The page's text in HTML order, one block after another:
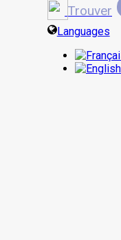
Trouver
Languages